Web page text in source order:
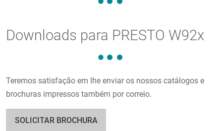
Downloads para PRESTO W92x
Teremos satisfação em lhe enviar os nossos catálogos e
brochuras impressos também por correio.
SOLICITAR BROCHURA